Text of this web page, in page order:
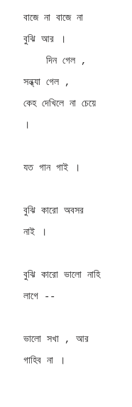
বাজে না বাজে না
বুঝি আর ।
সন্ধ্যা গেল ,
কেহ দেখিলে না চেয়ে
।
যত গান গাই ।
বুঝি কারো অবসর
নাই ।
বুঝি কারো ভালো নাহি
লাগে --
ভালো সখা , আর
গাহিব না ।